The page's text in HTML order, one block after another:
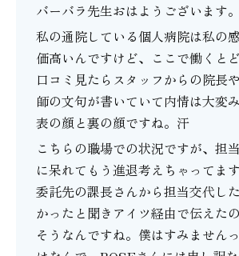
バーバラ先生おはようございます。
私の通院している個人病院は私の
価高いんですけど、ここで働くと
口コミ見たらスタッフからの院長
師の文句が書いていて内情は大変
表の顔と裏の顔ですね。汗
こちらの職場での状況ですが、担
に呆れてもう進退考えちゃってます
委託先の課長さんから担当交代し
かったと聞きアイツ経由で伝えた
そうなんですね。僕はすみません